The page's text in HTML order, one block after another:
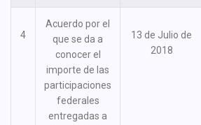
4
Acuerdo por el
que se da a
conocer el
importe de las
participaciones
federales
entregadas a
13 de Julio de
2018